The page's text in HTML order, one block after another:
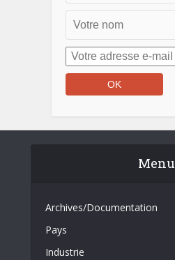
Menu
Archives/Documentation
Pays
Industrie